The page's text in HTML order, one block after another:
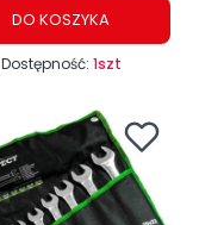
DO KOSZYKA
Dostępność: 1szt